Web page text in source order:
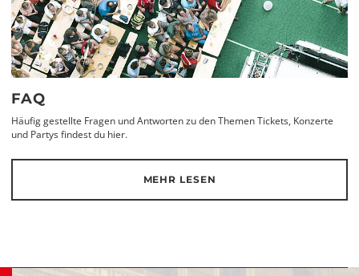
FAQ
Häufig gestellte Fragen und Antworten zu den Themen Tickets, Konzerte
und Partys findest du hier.
MEHR LESEN